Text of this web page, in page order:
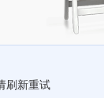
刷新重试